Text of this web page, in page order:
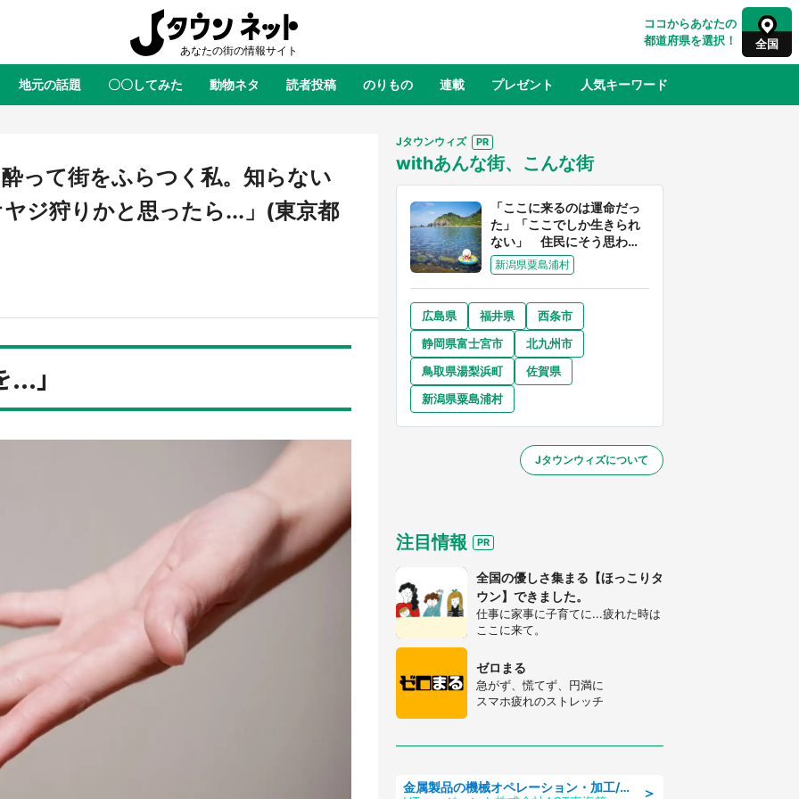
ココからあなたの
都道府県を選択！
全国
全国 全国
東北 青森 岩手 宮城 山形 福島
関東 茨城 栃木 群馬 千葉 東京 神奈川
関西 滋賀 京都 大阪 兵庫 奈良 和歌山
中国 鳥取 島根 岡山 山口
九州 福岡 佐賀 長崎 大分 宮崎
地元の話題 〇〇してみた 動物ネタ 読者投稿 のりもの 連載 プレゼント 人気キーワード
絶景 あの時はありがとう 物語がはじまる町へ ふるさと納税
込む 六本木ヒルズ展望台でコ
本邦初公開の「猫猫像」も【8
10／26】
／1～31】
『小林さんちのメイドラゴン』と舞台
のモデル・越谷がコラボ 田んぼアー
トの見頃にあわせて企画続々【7／31
～】
もっとみる
って街をふらつく私。知らない
ジ狩りかと思ったら...」(東京都
」
Jタウンウィズ
withあんな街、こんな街
「ここに来るのは運命だっ
た」「ここでしか生きられ
ない」 住民にそう思わせ
る離島「粟島」の魅力【移
住婚受付中】
新潟県粟島浦村
広島県 福井県
西条市
静岡県富士宮市
北九州市
鳥取県湯梨浜町
佐賀県
新潟県粟島浦村
Jタウンウィズについて
注目情報
全国の優しさ集まる【ほっこりタ
ウン】できました。
仕事に家事に子育てに...疲れた時は
ここに来て。
ゼロまる
急がず、慌てず、円満に
スマホ疲れのストレッチ
＞
金属製品の機械オペレーション・加工/寮完備/日払い/工場・製造